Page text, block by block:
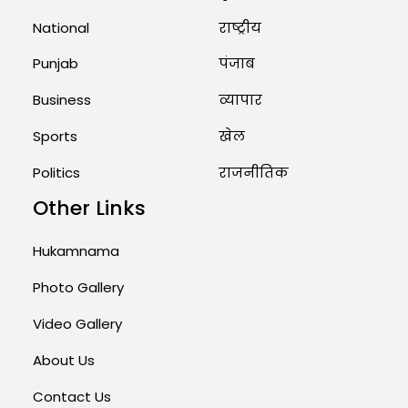
National
Punjab
Business
Sports
Politics
राष्ट्रीय
पंजाब
व्यापार
खेल
राजनीतिक
Other Links
Hukamnama
Photo Gallery
Video Gallery
About Us
Contact Us